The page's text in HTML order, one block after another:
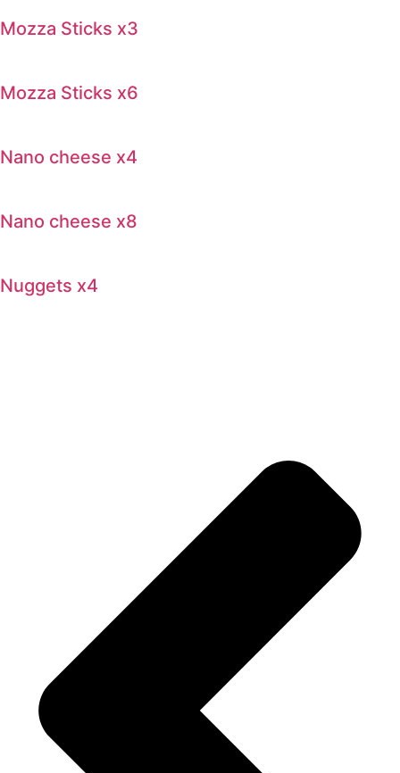
Mozza Sticks x3
Mozza Sticks x6
Nano cheese x4
Nano cheese x8
Nuggets x4